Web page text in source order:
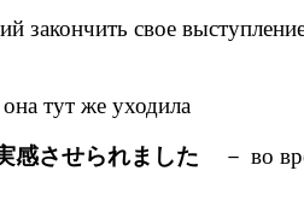
закончить свое
тут же уходила
感させられました － во